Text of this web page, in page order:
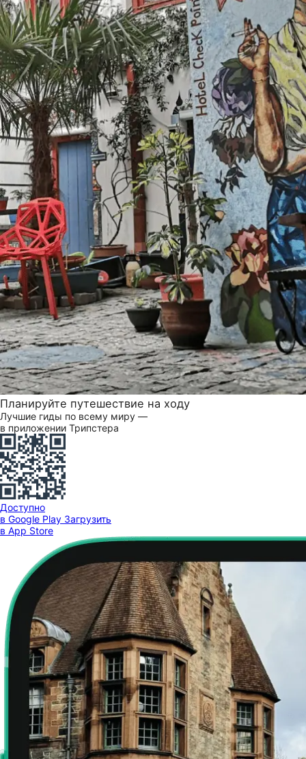
Планируйте путешествие на ходу
Лучшие гиды по всему миру —
в приложении Трипстера
Доступно
в Google Play Загрузить
в App Store